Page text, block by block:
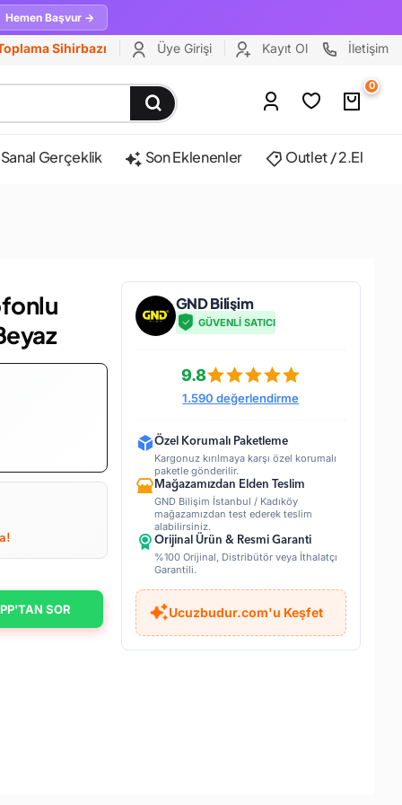
Hemen Başvur →
Sihirbazı Üye Girişi Kayıt Ol İletişim
0
Sanal Gerçeklik Son Eklenenler Outlet / 2.El
SOR
GND Bilişim
GÜVENLİ SATICI
9.8
1.590 değerlendirme
Özel Korumalı Paketleme
Kargonuz kırılmaya karşı özel korumalı
paketle gönderilir.
Mağazamızdan Elden Teslim
GND Bilişim İstanbul / Kadıköy
mağazamızdan test ederek teslim
alabilirsiniz.
Orijinal Ürün & Resmi Garanti
%100 Orijinal, Distribütör veya İthalatçı
Garantili.
Ucuzbudur.com'u Keşfet